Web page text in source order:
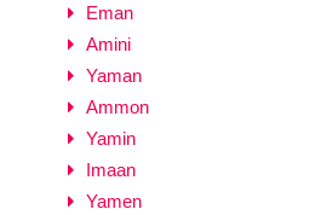
Eman
Amini
Yaman
Ammon
Yamin
Imaan
Yamen